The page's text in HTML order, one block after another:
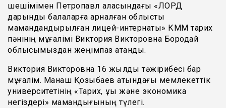
шешімімен Петропавл қаласындағы «ЛОРД
дарынды балаларға арналған облыстық
мамандандырылған лицей-интернаты» КММ тарих
пәнінің мұғалімі Виктория Викторовна Бородай
облысымыздан жеңімпаз атанды.
Виктория Викторовна 16 жылдық тәжірибесі бар
мұғалім. Манаш Қозыбаев атындағы мемлекеттік
университетінің «Тарих, құқық және экономика
негіздері» мамандығының түлегі.